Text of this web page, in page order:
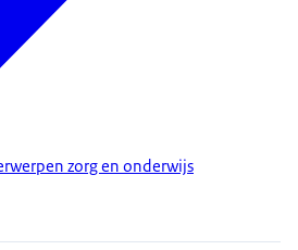
zorg en onderwijs